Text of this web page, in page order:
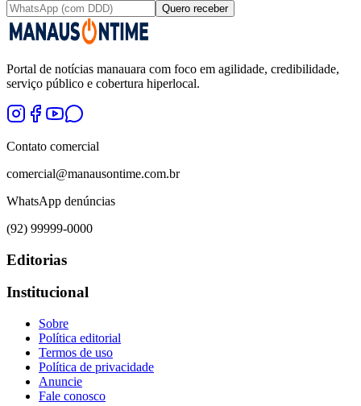
Quero receber
Portal de notícias manauara com foco em agilidade, credibilidade,
serviço público e cobertura hiperlocal.
Contato comercial
comercial@manausontime.com.br
WhatsApp denúncias
(92) 99999-0000
Editorias
Institucional
Sobre
Política editorial
Termos de uso
Política de privacidade
Anuncie
Fale conosco